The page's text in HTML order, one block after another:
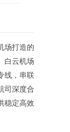
场打造的
白云机场
线，串联
司深度合
稳定高效